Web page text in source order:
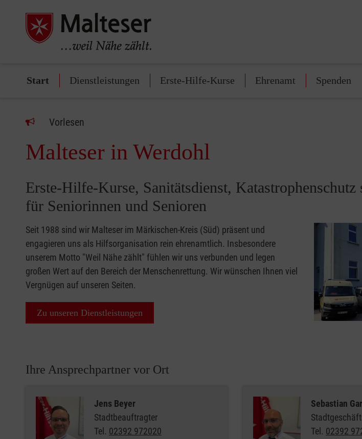
Start Dienstleistungen Erste-Hilfe-Kurse Ehrenamt Spenden
Vorlesen
Malteser in Werdohl
Erste-Hilfe-Kurse, Sanitätsdienst,
für Seniorinnen und Senioren
Seit 1988 sind wir Malteser im Märkischen-Kreis (Süd) präsent und
engagieren uns als Hilfsorganisation rein ehrenamtlich. Insbesondere
unserem Motto "Weil Nähe zählt" fühlen wir uns verbunden und legen
großen Wert auf den Bereich der Menschenrettung. Wir wünschen Ihnen viel
Vergnügen auf unseren Seiten.
Zu unseren Dienstleistungen
Ihre Ansprechpartner vor Ort
Jens Beyer
Stadtbeauftragter
Tel. 02392 972020
Sebastian
Tel. 02392